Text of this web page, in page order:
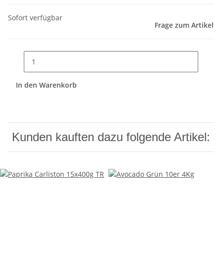
Sofort verfügbar
Frage zum Artikel
In den Warenkorb
Kunden kauften dazu folgende Artikel: